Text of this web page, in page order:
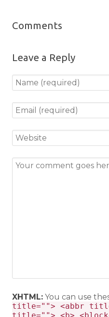
Comments
Leave a Reply
XHTML: You can use
title=""> <abbr